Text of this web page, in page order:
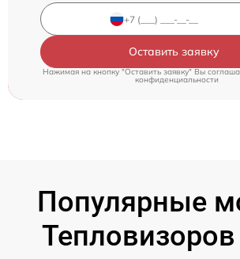
Оставить заявку
Нажимая на кнопку "Оставить заявку" Вы
конфиденциальности
Популярные